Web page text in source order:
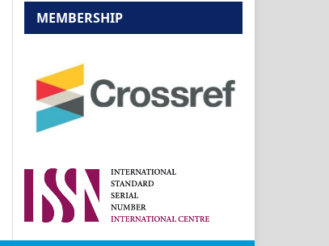
MEMBERSHIP